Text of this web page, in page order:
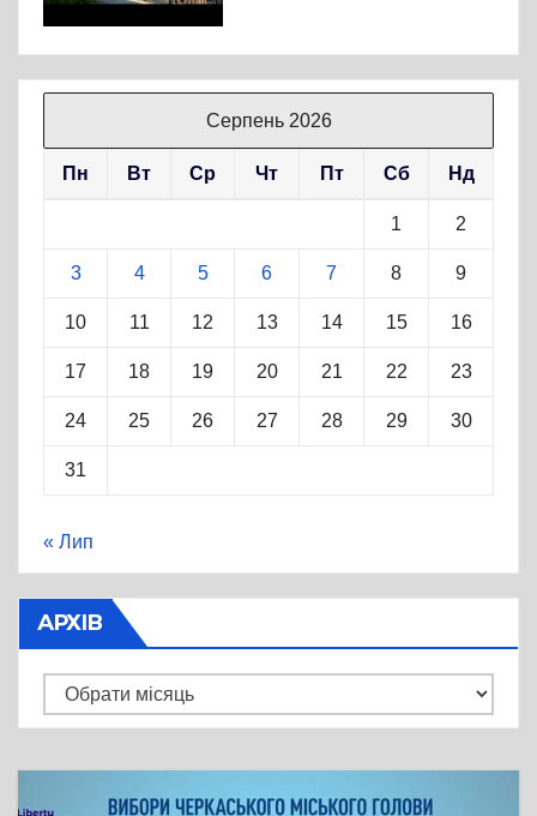
Серпень 2026
Пн Вт Ср Чт Пт Сб Нд
1 2
3 4 5 6 7 8 9
10 11 12 13 14 15 16
17 18 19 20 21 22 23
24 25 26 27 28 29 30
31
« Лип
АРХІВ
Архів